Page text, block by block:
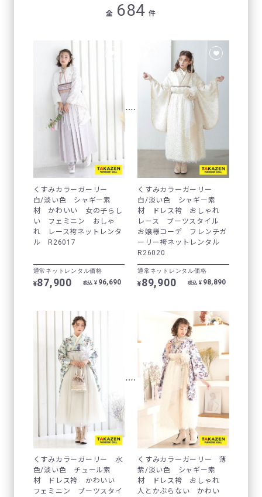
全 684 件
くすみカラーガーリー
白/淡い色 シャギー素
材 かわいい 女の子らし
い フェミニン おしゃ
れ レース袴ネットレンタ
ル R26017
通常ネットレンタル価格
¥87,900 税込 ¥ 96,690
くすみカラーガーリー
白/淡い色 シャギー素
材 ドレス袴 おしゃれ
レース ブーツスタイル
お嬢様コーデ フレンチガ
ーリー袴ネットレンタル
R26020
通常ネットレンタル価格
¥89,900 税込 ¥ 98,890
くすみカラーガーリー 水
色/淡い色 チュール素
材 ドレス袴 かわいい
フェミニン ブーツスタイ
くすみカラーガーリー 薄
紫/淡い色 シャギー素
材 ドレス袴 おしゃれ
人とかぶらない かわい